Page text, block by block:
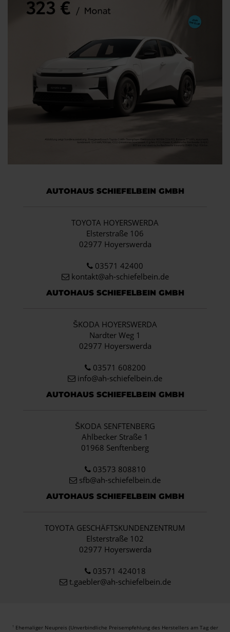
AUTOHAUS SCHIEFELBEIN GMBH
TOYOTA HOYERSWERDA
Elsterstraße 106
02977 Hoyerswerda
03571 42400
kontakt@ah-schiefelbein.de
AUTOHAUS SCHIEFELBEIN GMBH
ŠKODA HOYERSWERDA
Nardter Weg 1
02977 Hoyerswerda
03571 608200
info@ah-schiefelbein.de
AUTOHAUS SCHIEFELBEIN GMBH
ŠKODA SENFTENBERG
Ahlbecker Straße 1
01968 Senftenberg
03573 808810
sfb@ah-schiefelbein.de
AUTOHAUS SCHIEFELBEIN GMBH
TOYOTA GESCHÄFTSKUNDENZENTRUM
Elsterstraße 102
02977 Hoyerswerda
03571 424018
t.gaebler@ah-schiefelbein.de
1 Ehemaliger Neupreis (Unverbindliche Preisempfehlung des Herstellers am Tag der